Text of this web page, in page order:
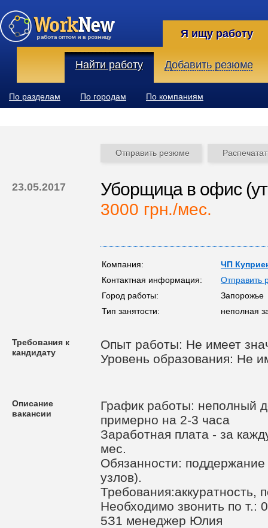
Я ищу работу
Найти работу Добавить резюме
По разделам По городам По компаниям
Отправить резюме
23.05.2017 Уборщица в офис
3000 грн./мес.
Компания:
ЧП
Контактная информация:
Отправить
Город работы:
Запорожье
Тип занятости:
неполная
Требования к
кандидату
Опыт работы: Не имеет
Уровень образования: Не
Описание
вакансии
График работы: неполный
примерно на 2-3 часа
Заработная плата - за
мес.
Обязанности:
узлов).
Требования:аккуратность,
Необходимо звонить по т.:
5З1 менеджер Юлия